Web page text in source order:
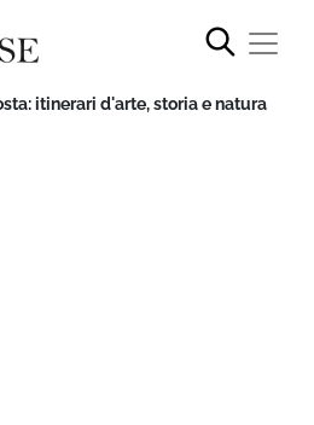
itinerari d'arte, storia e natura